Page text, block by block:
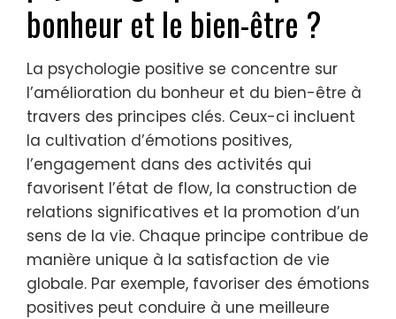
bonheur et le bien-être ?
La psychologie positive se concentre sur
l’amélioration du bonheur et du bien-être à
travers des principes clés. Ceux-ci incluent
la cultivation d’émotions positives,
l’engagement dans des activités qui
favorisent l’état de flow, la construction de
relations significatives et la promotion d’un
sens de la vie. Chaque principe contribue de
manière unique à la satisfaction de vie
globale. Par exemple, favoriser des émotions
positives peut conduire à une meilleure